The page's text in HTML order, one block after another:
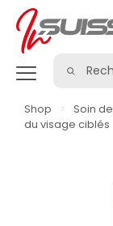
Shop > Soin
du visage ciblés